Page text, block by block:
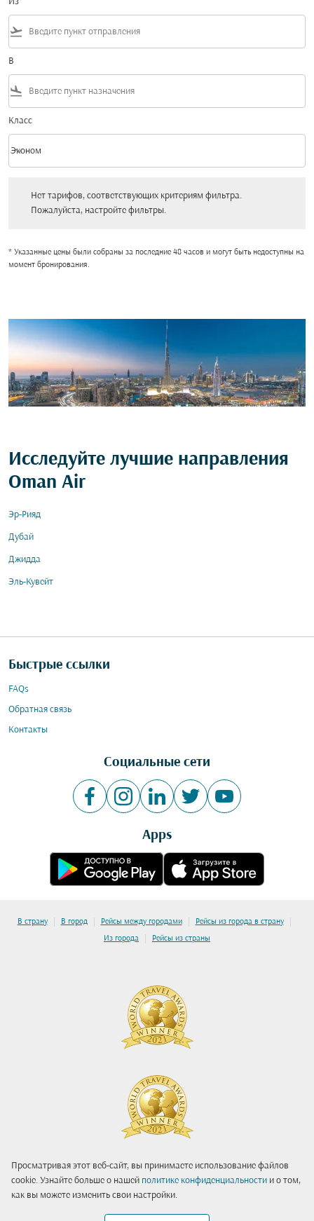
Просматривая этот веб-сайт, вы принимаете использование файлов
cookie. Узнайте больше о нашей политике конфиденциальности и о том,
как вы можете изменить свои настройки.
flight_takeoff
В
flight_land
Класс
Класс option Эконом Selected
Эконом
keyboard_arrow_down
Нет тарифов, соответствующих критериям фильтра.
Пожалуйста, настройте фильтры.
* Указанные цены были собраны за последние 48 часов и могут быть недоступны на
момент бронирования.
Исследуйте лучшие направления
Oman Air
Эр-Рияд
Дубай
Джидда
Эль-Кувейт
Быстрые ссылки
FAQs
Обратная связь
Контакты
Социальные сети
Apps
В страну | В город | Рейсы между городами | Рейсы из города в страну |
Из города | Рейсы из страны